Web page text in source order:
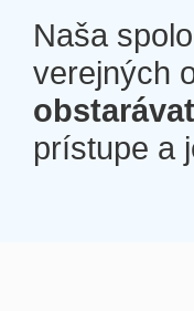
Naša
verejných
prístupe a